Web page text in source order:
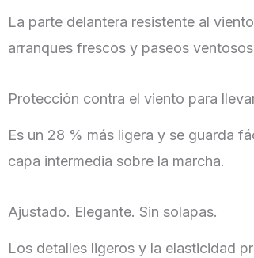
La parte delantera resistente al
arranques frescos y paseos
Protección contra el viento para
Es un 28 % más ligera y se guarda
capa intermedia sobre la marcha.
Ajustado. Elegante. Sin solapas.
Los detalles ligeros y la elasticidad